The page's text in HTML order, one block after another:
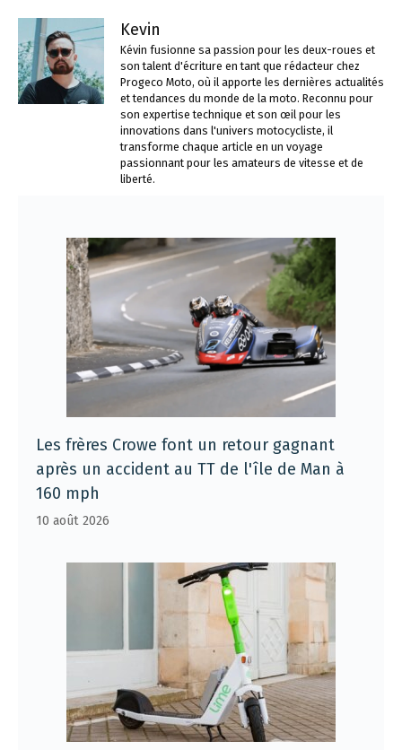
Kevin
Kévin fusionne sa passion pour les deux-roues et
son talent d'écriture en tant que rédacteur chez
Progeco Moto, où il apporte les dernières actualités
et tendances du monde de la moto. Reconnu pour
son expertise technique et son œil pour les
innovations dans l'univers motocycliste, il
transforme chaque article en un voyage
passionnant pour les amateurs de vitesse et de
liberté.
Les frères Crowe font un retour gagnant
après un accident au TT de l'île de Man à
160 mph
10 août 2026